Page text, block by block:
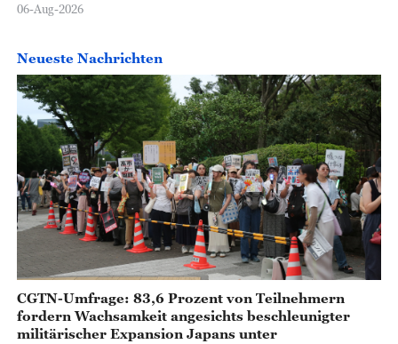
06-Aug-2026
Neueste Nachrichten
CGTN-Umfrage: 83,6 Prozent von Teilnehmern
fordern Wachsamkeit angesichts beschleunigter
militärischer Expansion Japans unter